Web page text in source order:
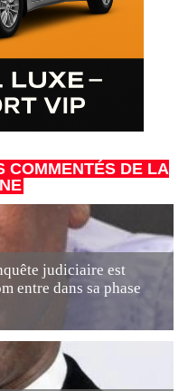
COMMENTÉS DE LA
judiciaire est
entre dans sa phase